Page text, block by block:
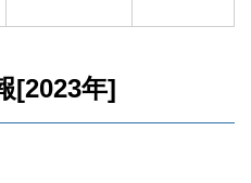
[2023年]